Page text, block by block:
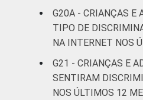
G20A - CRIANÇAS E
TIPO DE
NA INTERNET NOS
G21 - CRIANÇAS E
SENTIRAM
NOS ÚLTIMOS 12